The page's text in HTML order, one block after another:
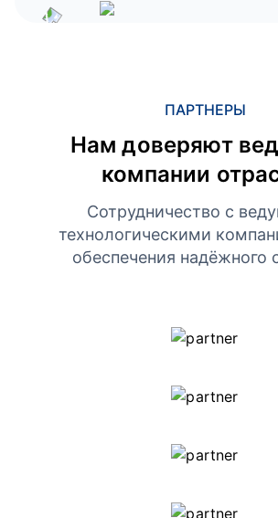
ПАРТНЕРЫ
Нам доверяют
компании
Сотрудничество с
технологическими
обеспечения надёжного